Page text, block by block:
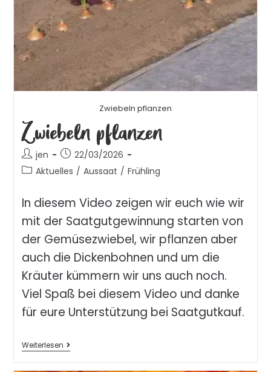
Zwiebeln pflanzen
Zwiebeln pflanzen
jen
22/03/2026
Aktuelles / Aussaat / Frühling
In diesem Video zeigen wir euch wie wir
mit der Saatgutgewinnung starten von
der Gemüsezwiebel, wir pflanzen aber
auch die Dickenbohnen und um die
Kräuter kümmern wir uns auch noch.
Viel Spaß bei diesem Video und danke
für eure Unterstützung bei Saatgutkauf.
Weiterlesen